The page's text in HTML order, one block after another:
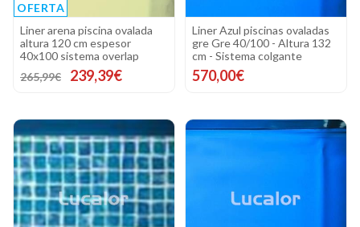
OFERTA
Liner arena piscina ovalada
altura 120 cm espesor
40x100 sistema overlap
265,99€
239,39€
Liner Azul piscinas ovaladas
gre Gre 40/100 - Altura 132
cm - Sistema colgante
570,00€